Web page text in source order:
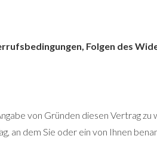
Folgen des
von Gründen diesen Vertrag zu
an dem Sie oder ein von Ihnen